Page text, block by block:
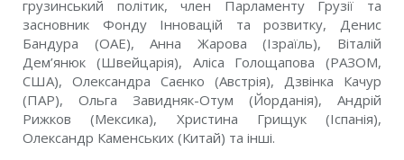
грузинський політик, член Парламенту Грузії та
засновник Фонду Інновацій та розвитку,
Денис
Бандура (ОАЕ), Анна Жарова (Ізраїль), Віталій
Дем’янюк (Швейцарія), Аліса Голощапова (РАЗОМ,
США), Олександра Саєнко (Австрія), Дзвінка Качур
(ПАР), Ольга Завидняк-Отум (Йорданія), Андрій
Рижков (Мексика), Христина Грищук (Іспанія),
Oлександр Каменських (Китай) та інші.